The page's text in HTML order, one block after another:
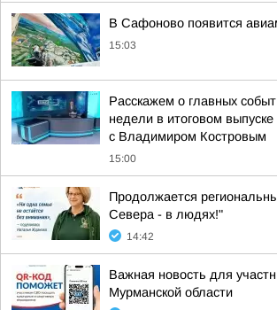
В Сафоново появится
15:03
Расскажем о главных
недели в итоговом
с Владимиром Костровым
15:00
Продолжается
Севера - в людях!"
14:42
Важная новость для
Мурманской области